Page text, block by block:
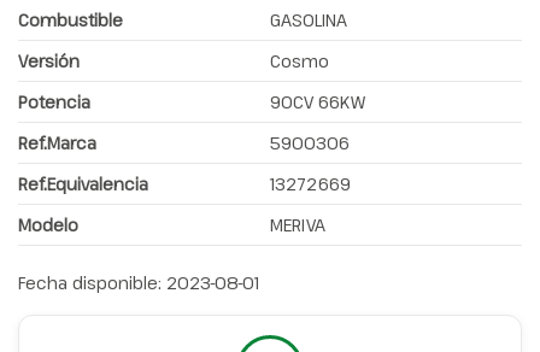
Combustible
GASOLINA
Versión
Cosmo
Potencia
90CV 66KW
Ref.Marca
5900306
Ref.Equivalencia
13272669
Modelo
MERIVA
Fecha disponible: 2023-08-01